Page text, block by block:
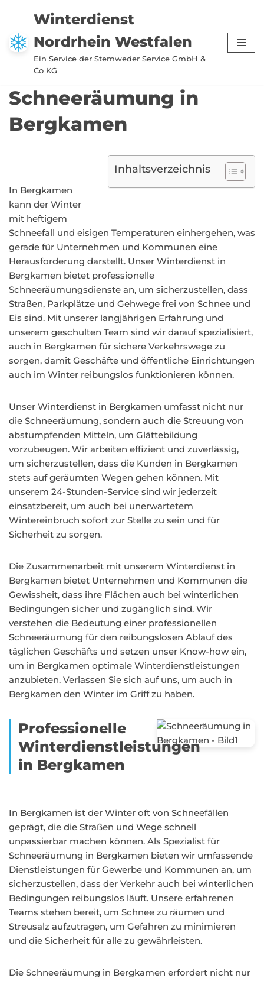
Zum
Inhalt
springen
Winterdienst
Nordrhein Westfalen
Ein Service der Stemweder Service GmbH &
Co KG
Schneeräumung in
Bergkamen
Inhaltsverzeichnis
In Bergkamen
kann der Winter
mit heftigem
Schneefall und eisigen Temperaturen einhergehen, was
gerade für Unternehmen und Kommunen eine
Herausforderung darstellt. Unser Winterdienst in
Bergkamen bietet professionelle
Schneeräumungsdienste an, um sicherzustellen, dass
Straßen, Parkplätze und Gehwege frei von Schnee und
Eis sind. Mit unserer langjährigen Erfahrung und
unserem geschulten Team sind wir darauf spezialisiert,
auch in Bergkamen für sichere Verkehrswege zu
sorgen, damit Geschäfte und öffentliche Einrichtungen
auch im Winter reibungslos funktionieren können.
Unser Winterdienst in Bergkamen umfasst nicht nur
die Schneeräumung, sondern auch die Streuung von
abstumpfenden Mitteln, um Glättebildung
vorzubeugen. Wir arbeiten effizient und zuverlässig,
um sicherzustellen, dass die Kunden in Bergkamen
stets auf geräumten Wegen gehen können. Mit
unserem 24-Stunden-Service sind wir jederzeit
einsatzbereit, um auch bei unerwartetem
Wintereinbruch sofort zur Stelle zu sein und für
Sicherheit zu sorgen.
Die Zusammenarbeit mit unserem Winterdienst in
Bergkamen bietet Unternehmen und Kommunen die
Gewissheit, dass ihre Flächen auch bei winterlichen
Bedingungen sicher und zugänglich sind. Wir
verstehen die Bedeutung einer professionellen
Schneeräumung für den reibungslosen Ablauf des
täglichen Geschäfts und setzen unser Know-how ein,
um in Bergkamen optimale Winterdienstleistungen
anzubieten. Verlassen Sie sich auf uns, um auch in
Bergkamen den Winter im Griff zu haben.
Professionelle
Winterdienstleistungen
in Bergkamen
In Bergkamen ist der Winter oft von Schneefällen
geprägt, die die Straßen und Wege schnell
unpassierbar machen können. Als Spezialist für
Schneeräumung in Bergkamen bieten wir umfassende
Dienstleistungen für Gewerbe und Kommunen an, um
sicherzustellen, dass der Verkehr auch bei winterlichen
Bedingungen reibungslos läuft. Unsere erfahrenen
Teams stehen bereit, um Schnee zu räumen und
Streusalz aufzutragen, um Gefahren zu minimieren
und die Sicherheit für alle zu gewährleisten.
Die Schneeräumung in Bergkamen erfordert nicht nur